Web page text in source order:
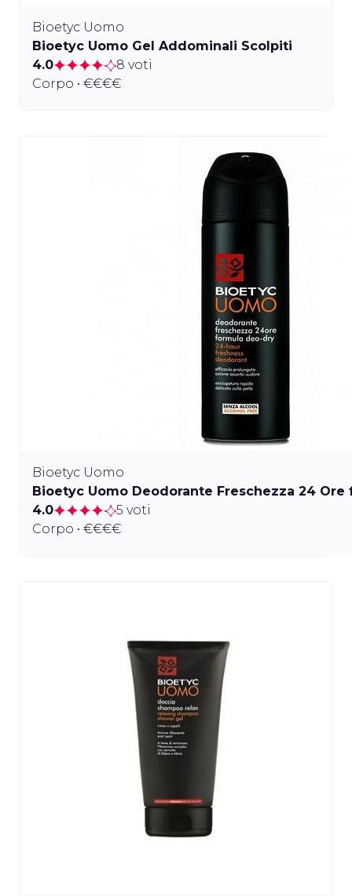
Bioetyc Uomo
Bioetyc Uomo Gel Addominali Scolpiti
4.0
8 voti
Corpo • €€€€
Bioetyc Uomo
Bioetyc Uomo Deodorante Freschezza 24
4.0
5 voti
Corpo • €€€€